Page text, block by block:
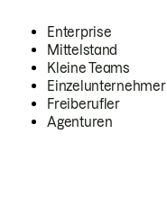
Enterprise
Mittelstand
Kleine Teams
Einzelunternehmer
Freiberufler
Agenturen